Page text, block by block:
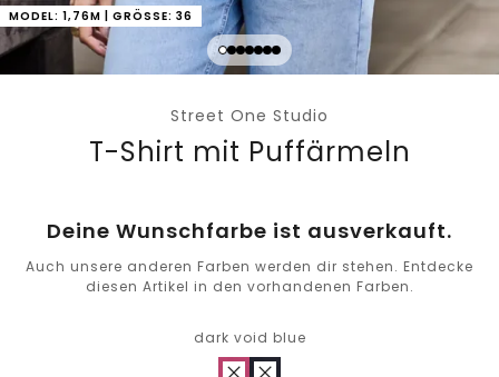
MODEL: 1,76M | GRÖSSE: 36
Street One Studio
T-Shirt mit Puffärmeln
Deine Wunschfarbe ist ausverkauft.
Auch unsere anderen Farben werden dir stehen. Entdecke
diesen Artikel in den vorhandenen Farben.
dark void blue